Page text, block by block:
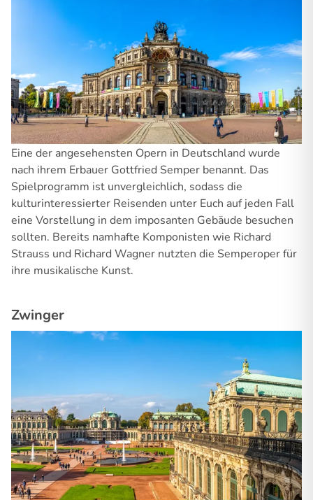
Eine der angesehensten Opern in Deutschland wurde
nach ihrem Erbauer Gottfried Semper benannt. Das
Spielprogramm ist unvergleichlich, sodass die
kulturinteressierter Reisenden unter Euch auf jeden Fall
eine Vorstellung in dem imposanten Gebäude besuchen
sollten. Bereits namhafte Komponisten wie Richard
Strauss und Richard Wagner nutzten die Semperoper für
ihre musikalische Kunst.
Zwinger